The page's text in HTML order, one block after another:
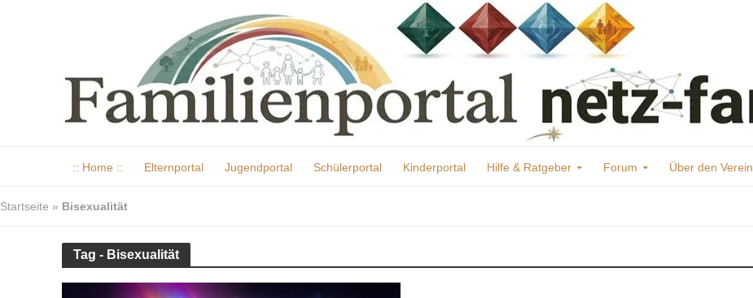
:: Home :: Elternportal Jugendportal Schülerportal Kinderportal Hilfe & Ratgeber Forum Über den Verein
Startseite » Bisexualität
Tag - Bisexualität